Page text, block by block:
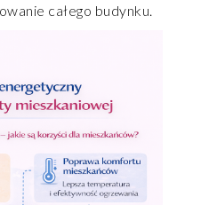
całego budynku.